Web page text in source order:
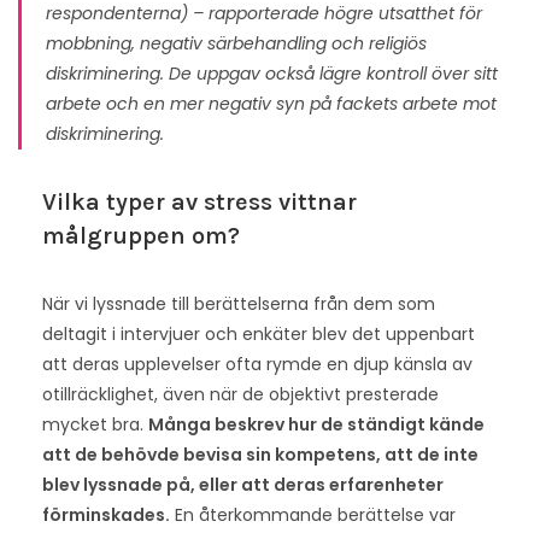
respondenterna) – rapporterade högre utsatthet för
mobbning, negativ särbehandling och religiös
diskriminering. De uppgav också lägre kontroll över sitt
arbete och en mer negativ syn på fackets arbete mot
diskriminering​.
Vilka typer av stress vittnar
målgruppen om?
När vi lyssnade till berättelserna från dem som
deltagit i intervjuer och enkäter blev det uppenbart
att deras upplevelser ofta rymde en djup känsla av
otillräcklighet, även när de objektivt presterade
mycket bra. Många beskrev hur de ständigt kände
att de behövde bevisa sin kompetens, att de inte
blev lyssnade på, eller att deras erfarenheter
förminskades. En återkommande berättelse var